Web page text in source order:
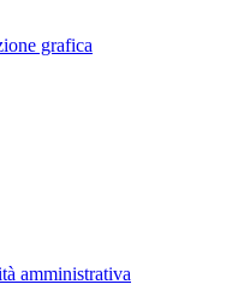
grafica
amministrativa